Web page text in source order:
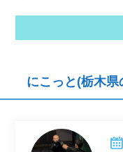
にこっと(栃木県